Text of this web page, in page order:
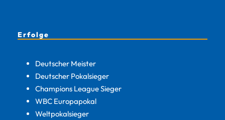
Erfolge
Deutscher Meister
Deutscher Pokalsieger
Champions League Sieger
WBC Europapokal
Weltpokalsieger